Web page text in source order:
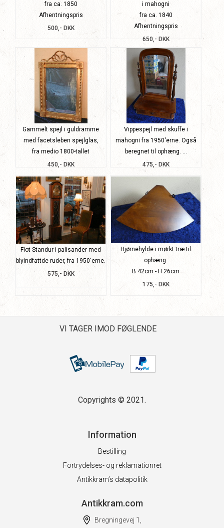
fra ca. 1850
Afhentningspris
500,- DKK
i mahogni
fra ca. 1840
Afhentningspris
650,- DKK
Gammelt spejl i guldramme
med facetsleben spejlglas,
fra medio 1800-tallet
450,- DKK
Vippespejl med skuffe i
mahogni fra 1950'erne. Også
beregnet til ophæng. ...
475,- DKK
Flot Standur i palisander med
blyindfattde ruder, fra 1950'erne.
575,- DKK
Hjørnehylde i mørkt træ til
ophæng.
B 42cm - H 26cm
175,- DKK
VI TAGER IMOD FØGLENDE
Copyrights © 2021.
Information
Bestilling
Fortrydelses- og reklamationret
Antikkram’s datapolitik
Antikkram.com
Bregningevej 1,